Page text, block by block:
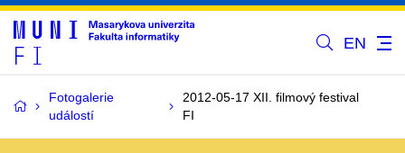
EN
Fotogalerie
událostí
2012-05-17 XII. filmový festival
FI